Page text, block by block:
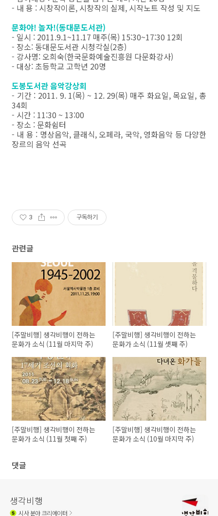
- 내 용 : 시창작이론, 시창작의 실제, 시작노트 작성 및 지도
문화야! 놀자!(동대문도서관)
- 일시 : 2011.9.1~11.17 매주(목) 15:30~17:30 12회
- 장소: 동대문도서관 시청각실(2층)
- 강사명: 오희숙(한국문화예술진흥원 다문화강사)
- 대상: 초등학교 고학년 20명
도봉도서관 음악강상회
- 기간 : 2011. 9. 1(목) ~ 12. 29(목) 매주 화요일, 목요일, 총
34회
- 시간 : 11:30 ~ 13:00
- 장소 : 문화쉼터
- 내 용 : 명상음악, 클래식, 오페라, 국악, 영화음악 등 다양한
장르의 음악 선곡
3 구독하기
관련글
[주말비행] 생각비행이 전하는
문화가 소식 (11월 마지막 주)
[주말비행] 생각비행이 전하는
문화가 소식 (11월 셋째 주)
[주말비행] 생각비행이 전하는
문화가 소식 (11월 첫째 주)
[주말비행] 생각비행이 전하는
문화가 소식 (10월 마지막 주)
댓글
생각비행
시사분야 크리에이터